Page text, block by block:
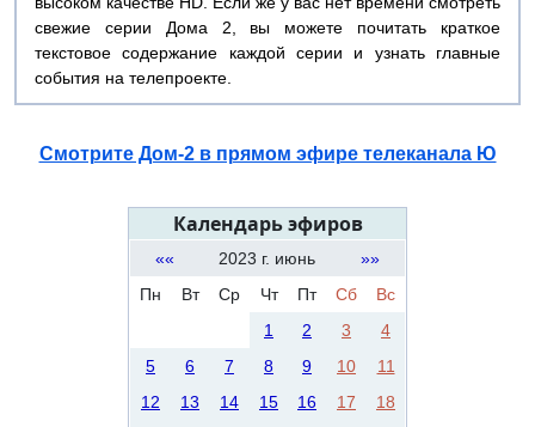
свежие серии Дома 2, вы можете почитать краткое
текстовое содержание каждой серии и узнать главные
события на телепроекте.
Смотрите Дом-2 в прямом эфире телеканала Ю
Календарь эфиров
«« 2023 г. июнь
»»
Пн
Вт Ср Чт Пт Сб
Вс
1
2 3
4
5
6 7 8 9 10
11
12
13 14 15 16 17
18